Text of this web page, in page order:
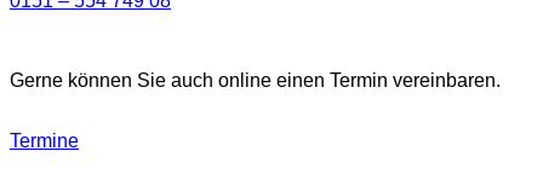
Gerne können Sie auch online einen Termin vereinbaren.
Termine